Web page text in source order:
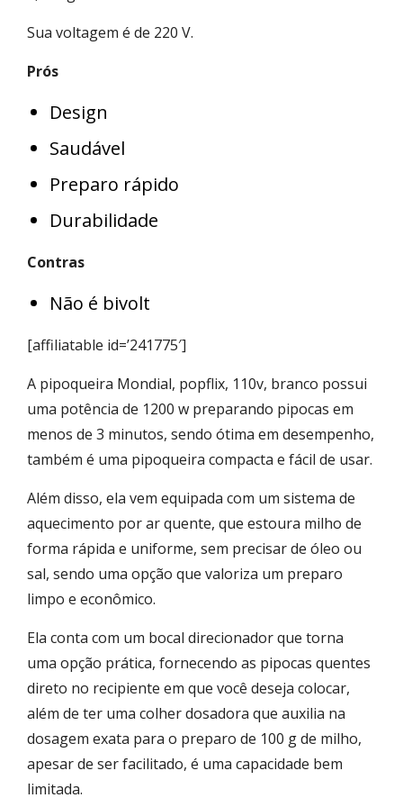
Sua voltagem é de 220 V.
Prós
Design
Saudável
Preparo rápido
Durabilidade
Contras
Não é bivolt
[affiliatable id=’241775′]
A pipoqueira Mondial, popflix, 110v, branco possui
uma potência de 1200 w preparando pipocas em
menos de 3 minutos, sendo ótima em desempenho,
também é uma pipoqueira compacta e fácil de usar.
Além disso, ela vem equipada com um sistema de
aquecimento por ar quente, que estoura milho de
forma rápida e uniforme, sem precisar de óleo ou
sal, sendo uma opção que valoriza um preparo
limpo e econômico.
Ela conta com um bocal direcionador que torna
uma opção prática, fornecendo as pipocas quentes
direto no recipiente em que você deseja colocar,
além de ter uma colher dosadora que auxilia na
dosagem exata para o preparo de 100 g de milho,
apesar de ser facilitado, é uma capacidade bem
limitada.